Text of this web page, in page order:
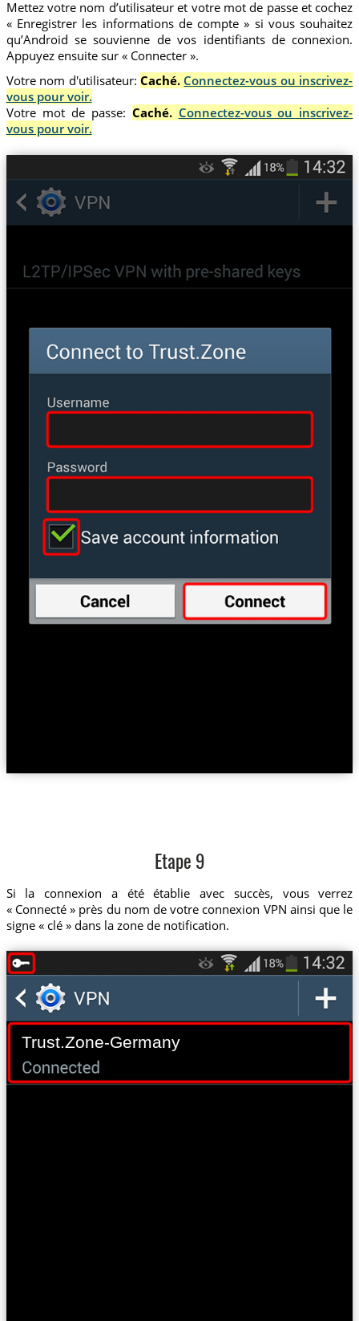
Mettez votre nom d’utilisateur et votre mot de passe et cochez
« Enregistrer les informations de compte » si vous souhaitez
qu’Android se souvienne de vos identifiants de connexion.
Appuyez ensuite sur « Connecter ».
Votre nom d'utilisateur: Caché. Connectez-vous ou inscrivez-
vous pour voir.
Votre mot de passe: Caché. Connectez-vous ou inscrivez-
vous pour voir.
Etape 9
Si la connexion a été établie avec succès, vous verrez
« Connecté » près du nom de votre connexion VPN ainsi que le
signe « clé » dans la zone de notification.
Trust.Zone-Germany